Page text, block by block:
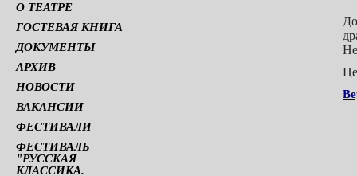
О ТЕАТРЕ
ГОСТЕВАЯ КНИГА
ДОКУМЕНТЫ
АРХИВ
НОВОСТИ
ВАКАНСИИ
ФЕСТИВАЛИ
ФЕСТИВАЛЬ
"РУССКАЯ
КЛАССИКА.